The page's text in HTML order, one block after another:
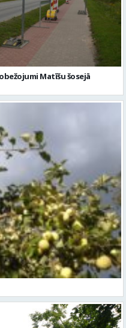
Matīšu šosejā